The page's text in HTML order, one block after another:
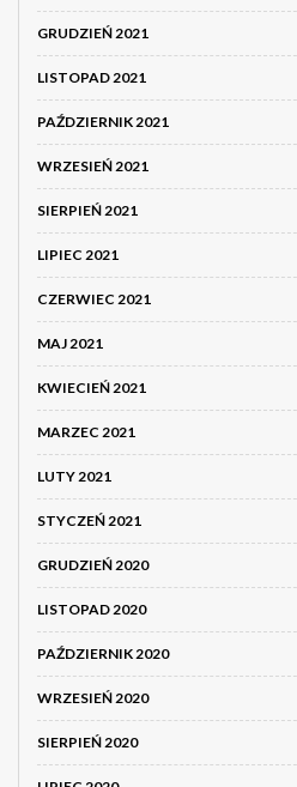
GRUDZIEŃ 2021
LISTOPAD 2021
PAŹDZIERNIK 2021
WRZESIEŃ 2021
SIERPIEŃ 2021
LIPIEC 2021
CZERWIEC 2021
MAJ 2021
KWIECIEŃ 2021
MARZEC 2021
LUTY 2021
STYCZEŃ 2021
GRUDZIEŃ 2020
LISTOPAD 2020
PAŹDZIERNIK 2020
WRZESIEŃ 2020
SIERPIEŃ 2020